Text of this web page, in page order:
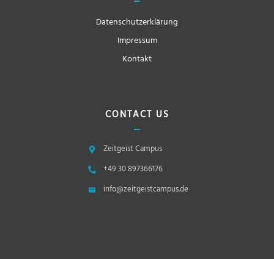
Datenschutzerklärung
Impressum
Kontakt
CONTACT US
Zeitgeist Campus
+49 30 897366176
info@zeitgeistcampus.de